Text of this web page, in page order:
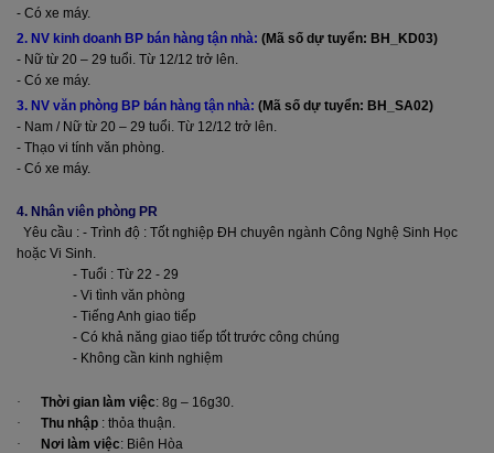
- Có xe máy.
2. NV kinh doanh BP bán hàng tận nhà: (Mã số dự tuyển: BH_KD03)
- Nữ từ 20 – 29 tuổi. Từ 12/12 trở lên.
- Có xe máy.
3. NV văn phòng BP bán hàng tận nhà: (Mã số dự tuyển: BH_SA02)
- Nam / Nữ từ 20 – 29 tuổi. Từ 12/12 trở lên.
- Thạo vi tính văn phòng.
- Có xe máy.
4. Nhân viên phòng PR
Yêu cầu : - Trình độ : Tốt nghiệp ÐH chuyên ngành Công Nghệ Sinh Học
hoặc Vi Sinh.
- Tuổi : Từ 22 - 29
- Vi tình văn phòng
- Tiếng Anh giao tiếp
- Có khả năng giao tiếp tốt trước công chúng
- Không cần kinh nghiệm
· Thời gian làm việc: 8g – 16g30.
·
Thu nhập : thỏa thuận.
·
Nơi làm việc: Biên Hòa